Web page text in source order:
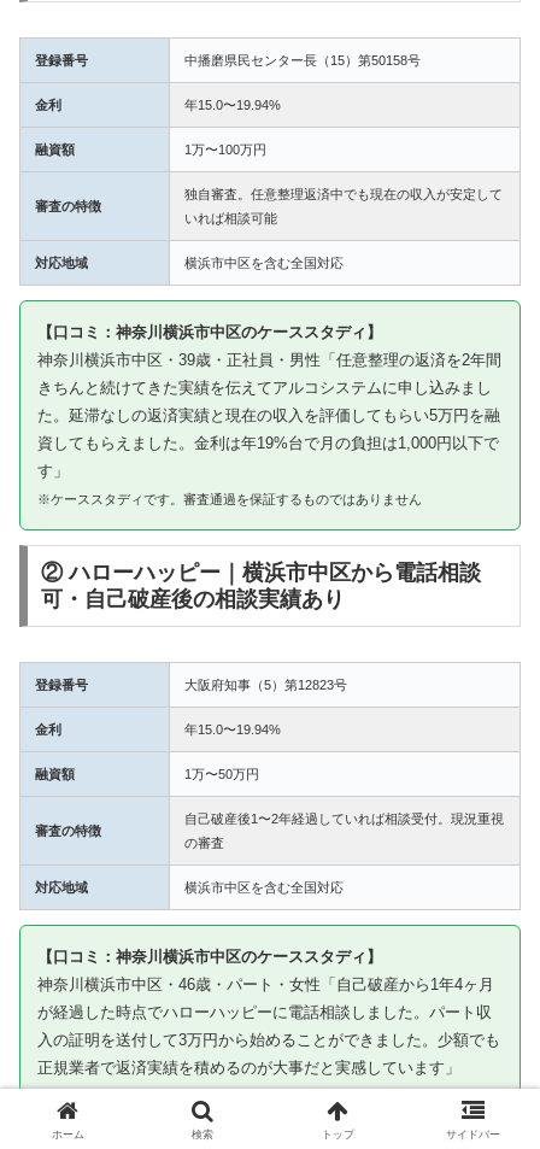
登録番号 中播磨県民センター長（15）第50158号
金利 年15.0〜19.94%
融資額 1万〜100万円
審査の特徴
独自審査。任意整理返済中でも現在の収入が安定して
いれば相談可能
対応地域 横浜市中区を含む全国対応
【口コミ：神奈川横浜市中区のケーススタディ】
神奈川横浜市中区・39歳・正社員・男性「任意整理の返済を2年間
きちんと続けてきた実績を伝えてアルコシステムに申し込みまし
た。延滞なしの返済実績と現在の収入を評価してもらい5万円を融
資してもらえました。金利は年19%台で月の負担は1,000円以下で
す」
※ケーススタディです。審査通過を保証するものではありません
② ハローハッピー｜横浜市中区から電話相談
可・自己破産後の相談実績あり
登録番号 大阪府知事（5）第12823号
金利 年15.0〜19.94%
融資額 1万〜50万円
審査の特徴
自己破産後1〜2年経過していれば相談受付。現況重視
の審査
対応地域 横浜市中区を含む全国対応
【口コミ：神奈川横浜市中区のケーススタディ】
神奈川横浜市中区・46歳・パート・女性「自己破産から1年4ヶ月
が経過した時点でハローハッピーに電話相談しました。パート収
入の証明を送付して3万円から始めることができました。少額でも
正規業者で返済実績を積めるのが大事だと実感しています」
ホーム 検索 トップ サイドバー